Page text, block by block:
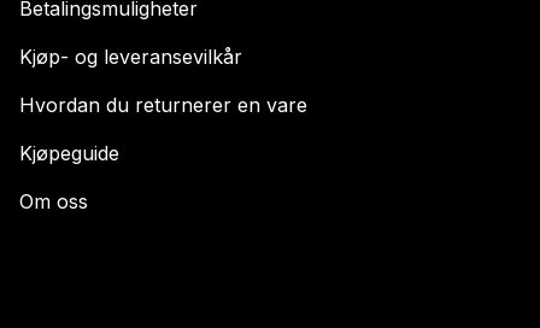
Betalingsmuligheter
Kjøp- og leveransevilkår
Hvordan du returnerer en vare
Kjøpeguide
Om oss